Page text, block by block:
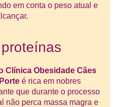
em conta o peso atual e
Clínica Obesidade Cães
é rica em nobres
que durante o processo
não perca massa magra e